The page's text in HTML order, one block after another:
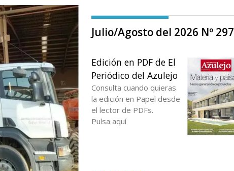
Julio/Agosto del 2026 Nº 297
Edición en PDF de El
Periódico del Azulejo
Consulta cuando quieras
la edición en Papel desde
el lector de PDFs.
Pulsa aquí